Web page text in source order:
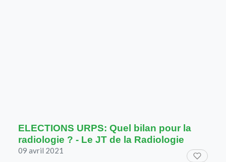
ELECTIONS URPS: Quel bilan pour la
radiologie ? - Le JT de la Radiologie
09 avril 2021